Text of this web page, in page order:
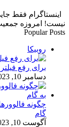
اینستاگرام فقط
نیست! امروزه
Popular Posts
روبیکا
برای رفع
دسامبر 10, 2023
چگونه
گام
آگوست 10, 2023